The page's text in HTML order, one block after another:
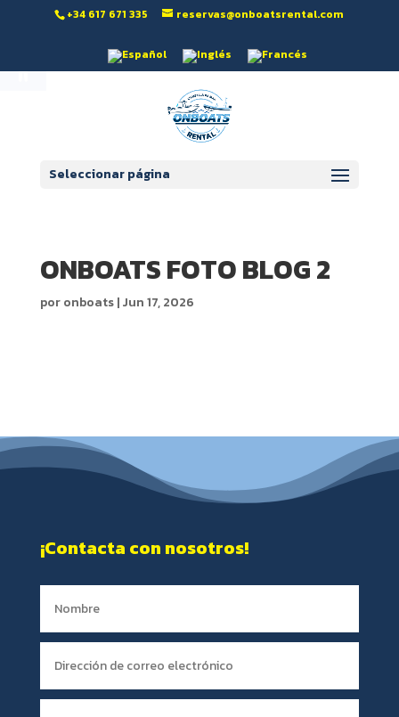
Abrir barra de herramientas
‭+34 617 671 335‬ reservas@onboatsrental.com
Seleccionar página
ONBOATS FOTO BLOG 2
poronboats|Jun 17, 2026
¡Contacta con nosotros!